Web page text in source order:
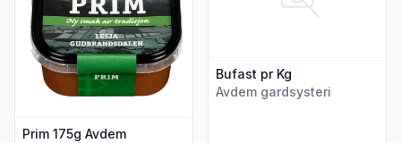
Prim 175g Avdem
Bufast pr Kg
Avdem gardsysteri